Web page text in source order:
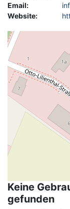
Email:
Website:
Geolocation
Keine
gefunden